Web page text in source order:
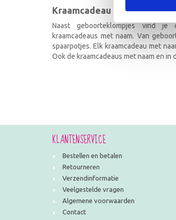
Kraamcadeau met naam
Naast geboorteklompjes vind je
kraamcadeaus met naam. Van
spaarpotjes. Elk kraamcadeau met
Ook de kraamcadeaus met naam en
KLANTENSERVICE
Bestellen en betalen
Retourneren
Verzendinformatie
Veelgestelde vragen
Algemene voorwaarden
Contact